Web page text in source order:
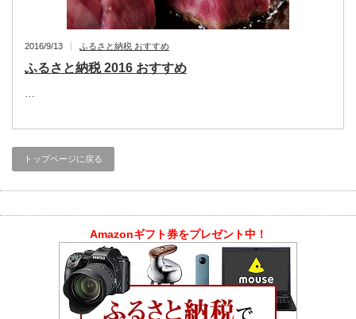
2016/9/13 ふるさと納税 おすすめ
ふるさと納税 2016 おすすめ
…
トップページに戻る
Amazonギフト券をプレゼント中！